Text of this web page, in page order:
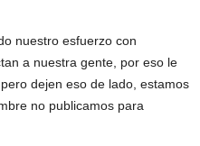
nuestro esfuerzo con
a nuestra gente, por eso le
dejen eso de lado, estamos
no publicamos para